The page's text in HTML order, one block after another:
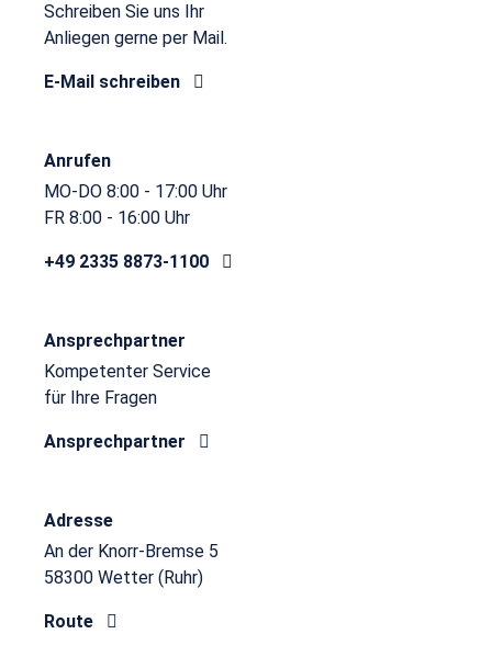
Schreiben Sie uns Ihr
Anliegen gerne per Mail.
E-Mail schreiben
Anrufen
MO-DO 8:00 - 17:00 Uhr
FR 8:00 - 16:00 Uhr
+49 2335 8873-1100
Ansprechpartner
Kompetenter Service
für Ihre Fragen
Ansprechpartner
Adresse
An der Knorr-Bremse 5
58300 Wetter (Ruhr)
Route